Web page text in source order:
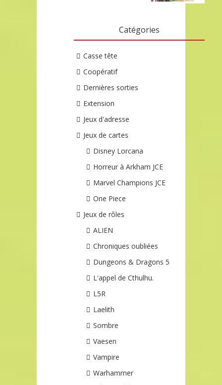
Catégories
Casse tête
Coopératif
Dernières sorties
Extension
Jeux d'adresse
Jeux de cartes
Disney Lorcana
Horreur à Arkham JCE
Marvel Champions JCE
One Piece
Jeux de rôles
ALIEN
Chroniques oubliées
Dungeons & Dragons 5
L'appel de Cthulhu.
L5R
Laelith
Sombre
Vaesen
Vampire
Warhammer